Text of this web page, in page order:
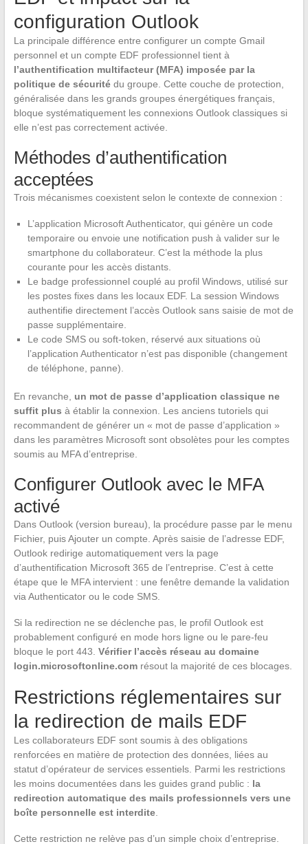
configuration Outlook
La principale différence entre configurer un compte Gmail
personnel et un compte EDF professionnel tient à
l’authentification multifacteur (MFA) imposée par la
politique de sécuritédu groupe. Cette couche de protection,
généralisée dans les grands groupes énergétiques français,
bloque systématiquement les connexions Outlook classiques si
elle n’est pas correctement activée.
Méthodes d’authentification
acceptées
Trois mécanismes coexistent selon le contexte de connexion :
L’application Microsoft Authenticator, qui génère un code
temporaire ou envoie une notification push à valider sur le
smartphone du collaborateur. C’est la méthode la plus
courante pour les accès distants.
Le badge professionnel couplé au profil Windows, utilisé sur
les postes fixes dans les locaux EDF. La session Windows
authentifie directement l’accès Outlook sans saisie de mot de
passe supplémentaire.
Le code SMS ou soft-token, réservé aux situations où
l’application Authenticator n’est pas disponible (changement
de téléphone, panne).
En revanche, un mot de passe d’application classique ne
suffit plus à établir la connexion. Les anciens tutoriels qui
recommandent de générer un « mot de passe d’application »
dans les paramètres Microsoft sont obsolètes pour les comptes
soumis au MFA d’entreprise.
Configurer Outlook avec le MFA
activé
Dans Outlook (version bureau), la procédure passe par le menu
Fichier, puis Ajouter un compte. Après saisie de l’adresse EDF,
Outlook redirige automatiquement vers la page
d’authentification Microsoft 365 de l’entreprise. C’est à cette
étape que le MFA intervient : une fenêtre demande la validation
via Authenticator ou le code SMS.
Si la redirection ne se déclenche pas, le profil Outlook est
probablement configuré en mode hors ligne ou le pare-feu
bloque le port 443. Vérifier l’accès réseau au domaine
login.microsoftonline.comrésout la majorité de ces blocages.
Restrictions réglementaires sur
la redirection de mails EDF
Les collaborateurs EDF sont soumis à des obligations
renforcées en matière de protection des données, liées au
statut d’opérateur de services essentiels. Parmi les restrictions
les moins documentées dans les guides grand public : la
redirection automatique des mails professionnels vers une
boîte personnelle est interdite.
Cette restriction ne relève pas d’un simple choix d’entreprise.